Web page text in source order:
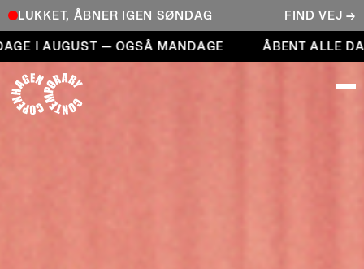
LUKKET, ÅBNER IGEN SØNDAG FIND VEJ →
Åbent alle dage i august — også mandage
AUGUST — OGSÅ MANDAGE ÅBENT ALLE DAGE I